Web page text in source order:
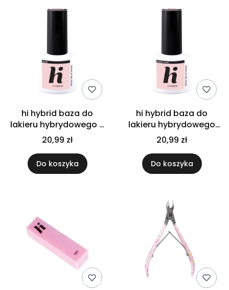
hi hybrid baza do
lakieru hybrydowego 5
ml
20,99 zł
Do koszyka
hi hybrid baza do
lakieru hybrydowego
Bond Base 5 ml
20,99 zł
Do koszyka